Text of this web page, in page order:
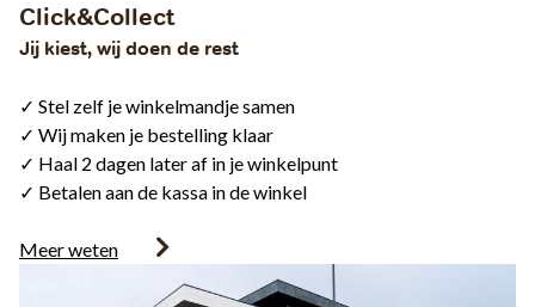
Click&Collect
Jij kiest, wij doen de rest
✓ Stel zelf je winkelmandje samen
✓ Wij maken je bestelling klaar
✓ Haal 2 dagen later af in je winkelpunt
✓ Betalen aan de kassa in de winkel
Meer weten